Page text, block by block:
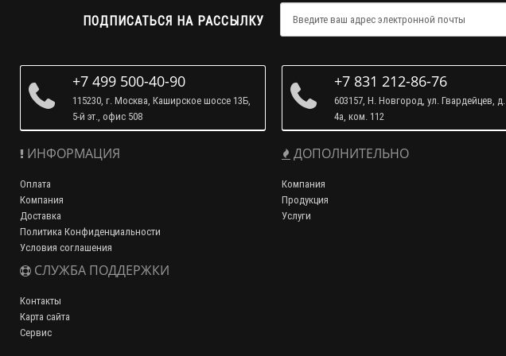
ПОДПИСАТЬСЯ НА РАССЫЛКУ
+7 499 500-40-90
115230, г. Москва, Каширское шоссе 13Б,
5-й эт., офис 508
+7 831 212-86-76
603157, Н. Новгород, ул. Гвардейцев, д.
4а, ком. 112
ИНФОРМАЦИЯ
Оплата
Компания
Доставка
Политика Конфиденциальности
Условия соглашения
СЛУЖБА ПОДДЕРЖКИ
Контакты
Карта сайта
Сервис
ДОПОЛНИТЕЛЬНО
Компания
Продукция
Услуги